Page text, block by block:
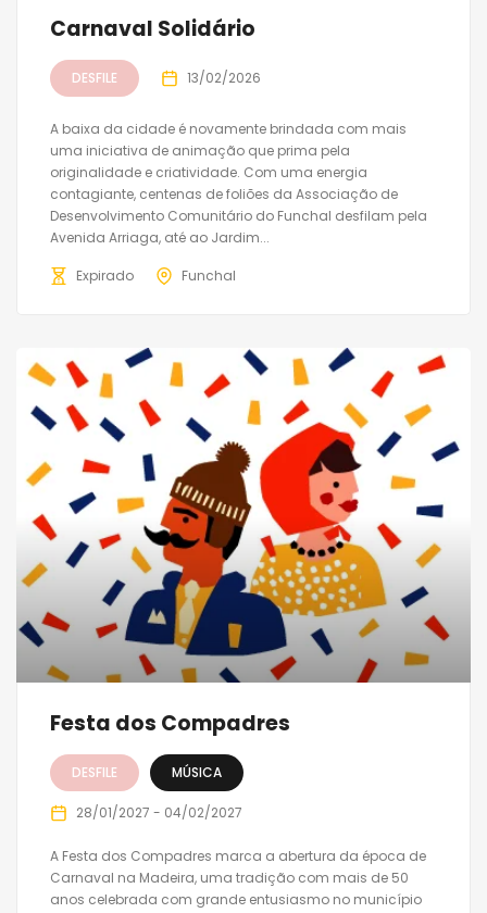
Carnaval Solidário
DESFILE 13/02/2026
A baixa da cidade é novamente brindada com mais
uma iniciativa de animação que prima pela
originalidade e criatividade. Com uma energia
contagiante, centenas de foliões da Associação de
Desenvolvimento Comunitário do Funchal desfilam pela
Avenida Arriaga, até ao Jardim...
Expirado Funchal
Festa dos Compadres
DESFILE MÚSICA
28/01/2027 - 04/02/2027
A Festa dos Compadres marca a abertura da época de
Carnaval na Madeira, uma tradição com mais de 50
anos celebrada com grande entusiasmo no município